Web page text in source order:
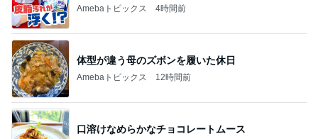
Amebaトピックス 4時間前
体型が違う母のズボンを履いた休日
Amebaトピックス 12時間前
口溶けなめらかなチョコレートムース